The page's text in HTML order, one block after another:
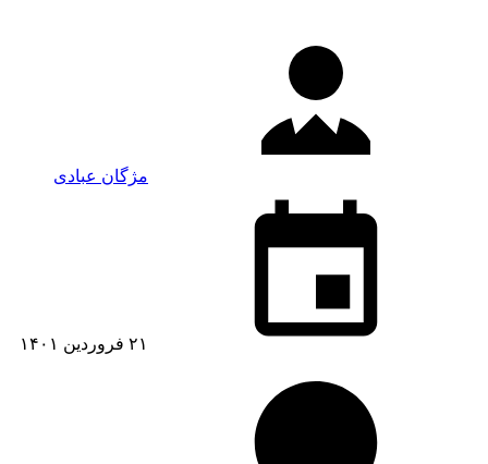
مژگان عبادی
۲۱ فروردین ۱۴۰۱